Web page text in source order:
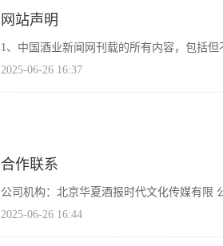
网站声明
1、中国酒业新闻网刊载的所有内容，包括
2025-06-26 16:37
合作联系
公司机构：北京华夏酒报时代文化传媒有限
2025-06-26 16:44